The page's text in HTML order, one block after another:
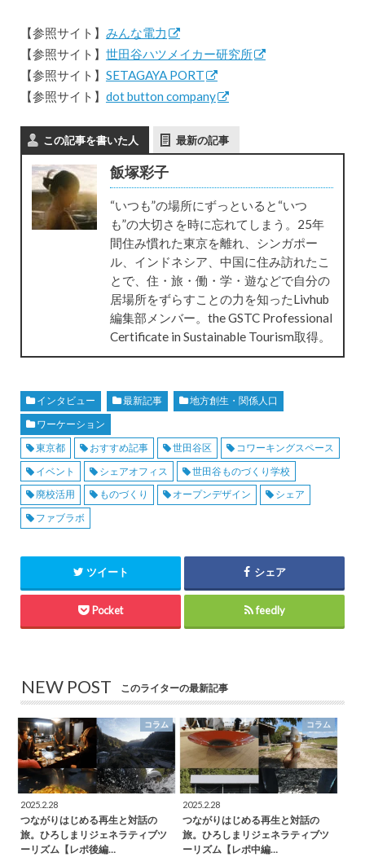
【参照サイト】 みんな電力
【参照サイト】 世田谷ハツメイカー研究所
【参照サイト】 SETAGAYA PORT
【参照サイト】 dot button company
この記事を書いた人 最新の記事
飯塚彩子
“いつも”の場所にずっといると“いつ
も”の大切さを時に忘れてしまう。25年
間住み慣れた東京を離れ、シンガポー
ル、インドネシア、中国に住み訪れたこ
とで、住・旅・働・学・遊などで自分の
居場所をずらすことの力を知ったLivhub
編集部メンバー。the GSTC Professional
Certificate in Sustainable Tourism取得。
インタビュー 最新記事
地方創生・関係人口
ワーケーション
東京都
おすすめ記事 世田谷区
コワーキングスペース
イベント
シェアオフィス
世田谷ものづくり学校
廃校活用
ものづくり オープンデザイン
シェア
ファブラボ
ツイート シェア
Pocket feedly
NEW POST このライターの最新記事
コラム
2025.2.28
つながりはじめる再生と対話の
旅。ひろしまリジェネラティブツ
ーリズム【レポ後編…
コラム
2025.2.28
つながりはじめる再生と対話の
旅。ひろしまリジェネラティブツ
ーリズム【レポ中編…